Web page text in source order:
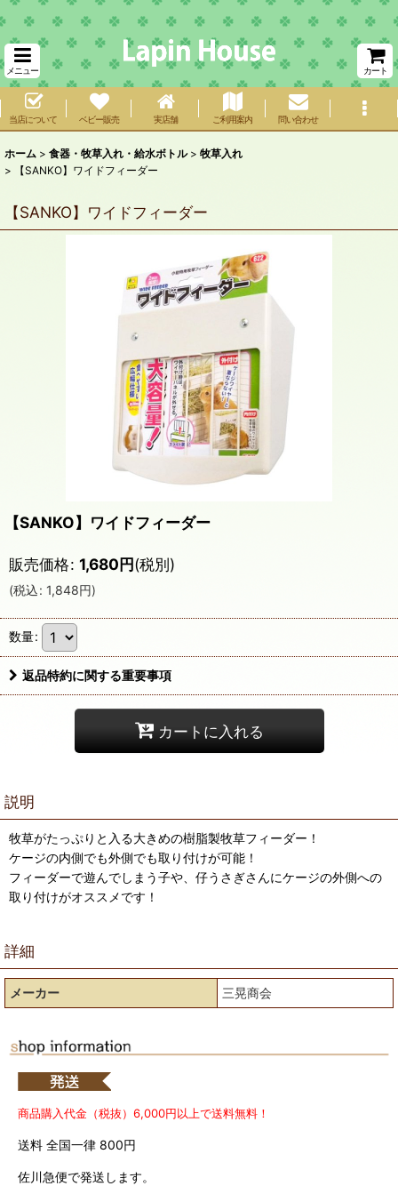
メニュー カート
当店について ベビー販売 実店舗 ご利用案内 問い合わせ
ホーム > 食器・牧草入れ・給水ボトル > 牧草入れ
>
【SANKO】ワイドフィーダー
【SANKO】ワイドフィーダー
【SANKO】ワイドフィーダー
販売価格: 1,680円(税別)
(税込: 1,848円)
数量:
返品特約に関する重要事項
カートに入れる
説明
牧草がたっぷりと入る大きめの樹脂製牧草フィーダー！
ケージの内側でも外側でも取り付けが可能！
フィーダーで遊んでしまう子や、仔うさぎさんにケージの外側への
取り付けがオススメです！
詳細
メーカー 三晃商会
商品購入代金（税抜）6,000円以上で送料無料！
送料 全国一律 800円
佐川急便で発送します。